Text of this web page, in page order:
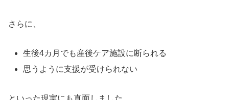
さらに、
生後4カ月でも産後ケア施設に断られる
思うように支援が受けられない
といった現実にも直面しました。